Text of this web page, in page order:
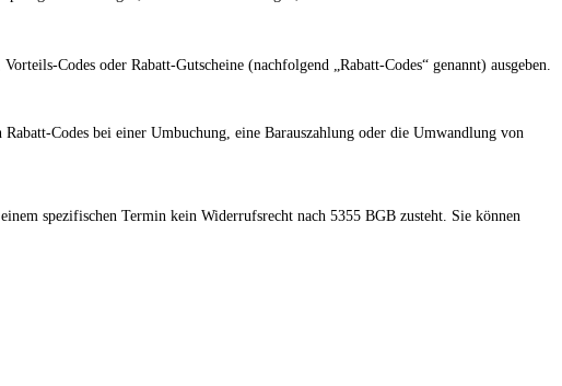
Codes oder Rabatt-Gutscheine (nachfolgend „Rabatt-Codes“ genannt) ausgeben.
Codes bei einer Umbuchung, eine Barauszahlung oder die Umwandlung von
spezifischen Termin kein Widerrufsrecht nach 5355 BGB zusteht. Sie können